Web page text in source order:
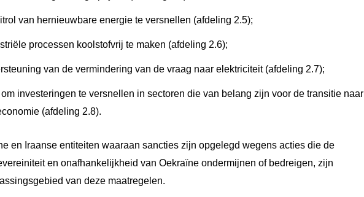
van hernieuwbare energie te versnellen (afdeling 2.5);
processen koolstofvrij te maken (afdeling 2.6);
van de vermindering van de vraag naar elektriciteit (afdeling 2.7);
investeringen te versnellen in sectoren die van belang zijn voor de transitie naar
(afdeling 2.8).
en Iraanse entiteiten waaraan sancties zijn opgelegd wegens acties die de
en onafhankelijkheid van Oekraïne ondermijnen of bedreigen, zijn
van deze maatregelen.